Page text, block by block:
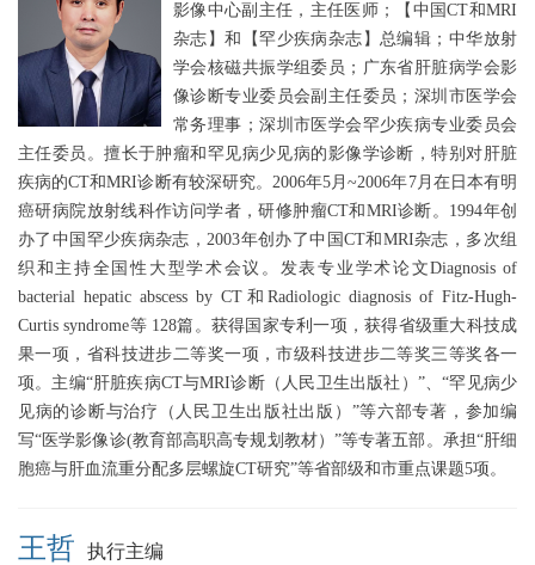
影像中心副主任，主任医师；【中国CT和MRI
杂志】和【罕少疾病杂志】总编辑；中华放射
学会核磁共振学组委员；广东省肝脏病学会影
像诊断专业委员会副主任委员；深圳市医学会
常务理事；深圳市医学会罕少疾病专业委员会
主任委员。擅长于肿瘤和罕见病少见病的影像学诊断，特别对肝脏
疾病的CT和MRI诊断有较深研究。2006年5月~2006年7月在日本有明
癌研病院放射线科作访问学者，研修肿瘤CT和MRI诊断。1994年创
办了中国罕少疾病杂志，2003年创办了中国CT和MRI杂志，多次组
织和主持全国性大型学术会议。发表专业学术论文Diagnosis of
bacterial hepatic abscess by CT和Radiologic diagnosis of Fitz-Hugh-
Curtis syndrome等 128篇。获得国家专利一项，获得省级重大科技成
果一项，省科技进步二等奖一项，市级科技进步二等奖三等奖各一
项。主编“肝脏疾病CT与MRI诊断（人民卫生出版社）”、“罕见病少
见病的诊断与治疗（人民卫生出版社出版）”等六部专著，参加编
写“医学影像诊(教育部高职高专规划教材）”等专著五部。承担“肝细
胞癌与肝血流重分配多层螺旋CT研究”等省部级和市重点课题5项。
王哲 执行主编